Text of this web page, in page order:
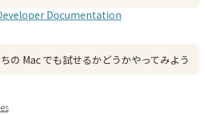
Documentation
の Mac でも試せるかどうかやってみよう